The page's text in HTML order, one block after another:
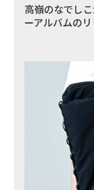
高嶺のなでし
ーアルバムのリ